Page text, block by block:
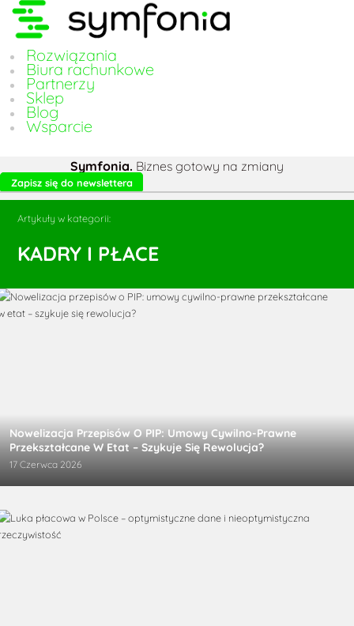
Rozwiązania
Biura rachunkowe
Partnerzy
Sklep
Blog
Wsparcie
Symfonia. Biznes gotowy na zmiany
Zapisz się do newslettera
Artykuły w kategorii:
KADRY I PŁACE
Nowelizacja Przepisów O PIP: Umowy Cywilno-Prawne
Przekształcane W Etat – Szykuje Się Rewolucja?
17 Czerwca 2026